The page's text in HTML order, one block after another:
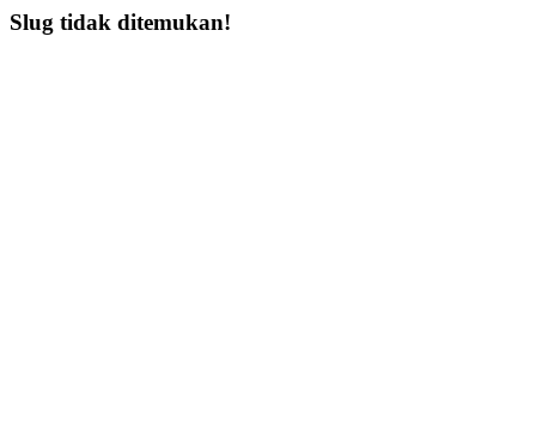
Slug tidak ditemukan!